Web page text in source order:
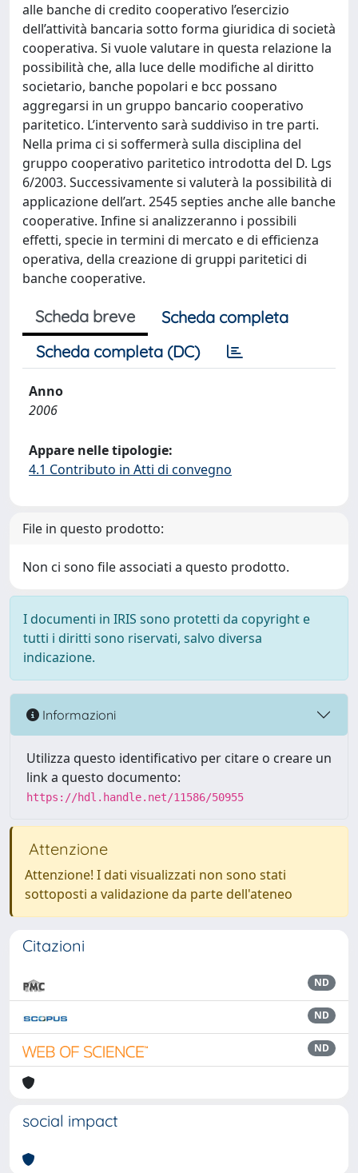
alle banche di credito cooperativo l’esercizio
dell’attività bancaria sotto forma giuridica di società
cooperativa. Si vuole valutare in questa relazione la
possibilità che, alla luce delle modifiche al diritto
societario, banche popolari e bcc possano
aggregarsi in un gruppo bancario cooperativo
paritetico. L’intervento sarà suddiviso in tre parti.
Nella prima ci si soffermerà sulla disciplina del
gruppo cooperativo paritetico introdotta del D. Lgs
6/2003. Successivamente si valuterà la possibilità di
applicazione dell’art. 2545 septies anche alle banche
cooperative. Infine si analizzeranno i possibili
effetti, specie in termini di mercato e di efficienza
operativa, della creazione di gruppi paritetici di
banche cooperative.
Scheda breve
Scheda completa
Scheda completa (DC)
Anno
2006
Appare nelle tipologie:
4.1 Contributo in Atti di convegno
File in questo prodotto:
Non ci sono file associati a questo prodotto.
I documenti in IRIS sono protetti da copyright e
tutti i diritti sono riservati, salvo diversa
indicazione.
Informazioni
Utilizza questo identificativo per citare o creare un
link a questo documento:
https://hdl.handle.net/11586/50955
Attenzione
Attenzione! I dati visualizzati non sono stati
sottoposti a validazione da parte dell'ateneo
Citazioni
ND
ND
ND
social impact